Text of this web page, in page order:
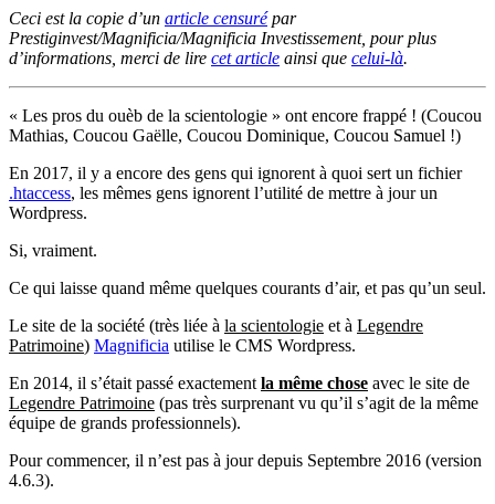
Ceci est la copie d’un article censurépar
Prestiginvest/Magnificia/Magnificia Investissement, pour plus
d’informations, merci de lire cet article ainsi que celui-là.
« Les pros du ouèb de la scientologie » ont encore frappé ! (Coucou
Mathias, Coucou Gaëlle, Coucou Dominique, Coucou Samuel !)
En 2017, il y a encore des gens qui ignorent à quoi sert un fichier
.htaccess, les mêmes gens ignorent l’utilité de mettre à jour un
Wordpress.
Si, vraiment.
Ce qui laisse quand même quelques courants d’air, et pas qu’un seul.
Le site de la société (très liée à la scientologie et à Legendre
Patrimoine) Magnificia utilise le CMS Wordpress.
En 2014, il s’était passé exactementla même chose avec le site de
Legendre Patrimoine (pas très surprenant vu qu’il s’agit de la même
équipe de grands professionnels).
Pour commencer, il n’est pas à jour depuis Septembre 2016 (version
4.6.3).